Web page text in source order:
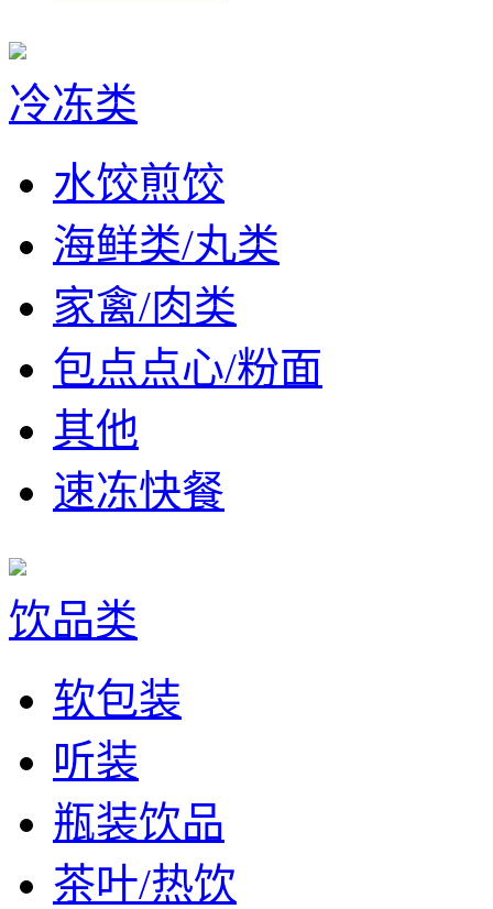
冷冻类
水饺煎饺
海鲜类/丸类
家禽/肉类
包点点心/粉面
其他
速冻快餐
饮品类
软包装
听装
瓶装饮品
茶叶/热饮